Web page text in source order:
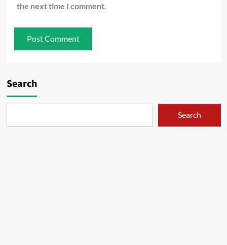
the next time I comment.
Search
Search